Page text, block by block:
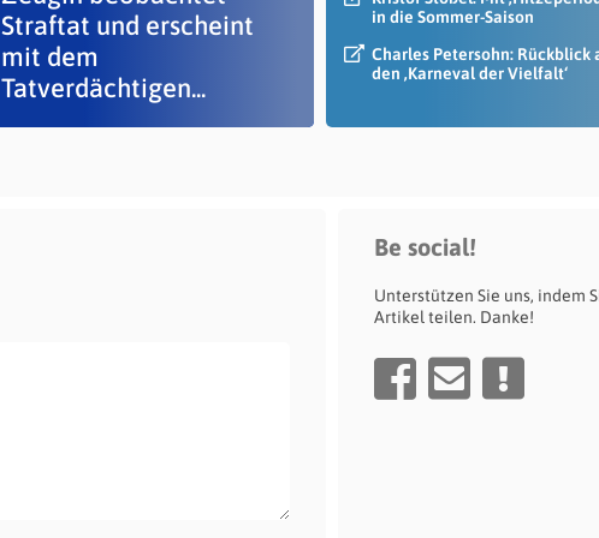
Straftat und erscheint
mit dem
Tatverdächtigen...
in die Sommer-Saison
Charles Petersohn: Rückblick
den ‚Karneval der Vielfalt‘
Be social!
Unterstützen Sie uns, indem
Artikel teilen. Danke!